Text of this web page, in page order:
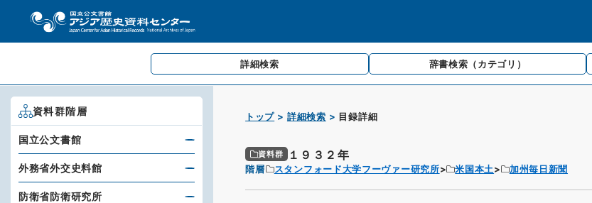
詳細検索 辞書検索 （カテゴリ）
トップ 詳細検索 目録詳細
資料群 １９３２年
階層 スタンフォード大学フーヴァー研究所 米国本土 加州毎日新聞
資料群階層
国立公文書館
外務省外交史料館
防衛省防衛研究所